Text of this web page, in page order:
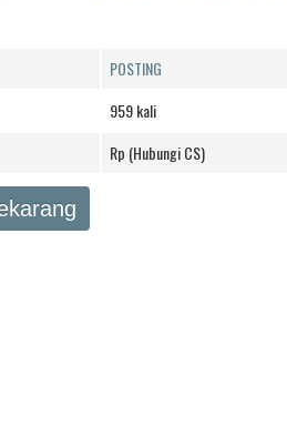
POSTING
959 kali
Rp (Hubungi CS)